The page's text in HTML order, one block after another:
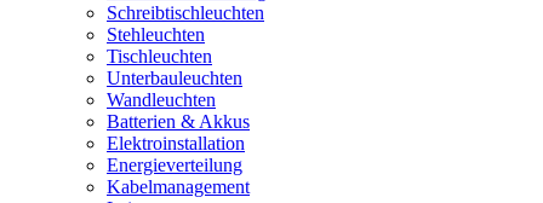
Schreibtischleuchten
Stehleuchten
Tischleuchten
Unterbauleuchten
Wandleuchten
Batterien & Akkus
Elektroinstallation
Energieverteilung
Kabelmanagement